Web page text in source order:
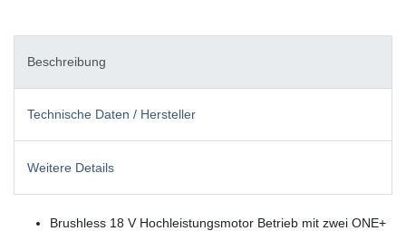
Beschreibung
Technische Daten / Hersteller
Weitere Details
Brushless 18 V Hochleistungsmotor Betrieb mit zwei ONE+